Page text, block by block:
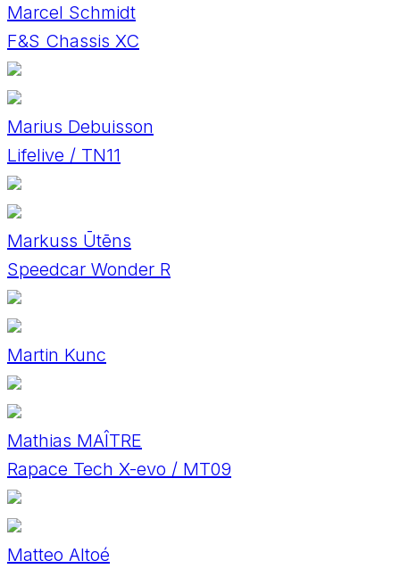
Marcel Schmidt
F&S Chassis XC
Marius Debuisson
Lifelive / TN11
Markuss Ūtēns
Speedcar Wonder R
Martin Kunc
Mathias MAÎTRE
Rapace Tech X-evo / MT09
Matteo Altoé